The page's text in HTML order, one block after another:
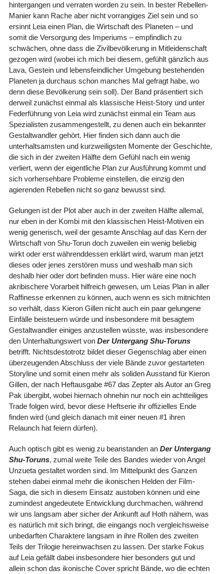
hintergangen und verraten worden zu sein. In bester Rebellen-
Manier kann Rache aber nicht vorrangiges Ziel sein und so
ersinnt Leia einen Plan, die Wirtschaft des Planeten – und
somit die Versorgung des Imperiums – empfindlich zu
schwächen, ohne dass die Zivilbevölkerung in Mitleidenschaft
gezogen wird (wobei ich mich bei diesem, gefühlt gänzlich aus
Lava, Gestein und lebensfeindlicher Umgebung bestehenden
Planeten ja durchaus schon manches Mal gefragt habe, wo
denn diese Bevölkerung sein soll). Der Band präsentiert sich
derweil zunächst einmal als klassische Heist-Story und unter
Federführung von Leia wird zunächst einmal ein Team aus
Spezialisten zusammengestellt, zu denen auch ein bekannter
Gestaltwandler gehört. Hier finden sich dann auch die
unterhaltsamsten und kurzweiligsten Momente der Geschichte,
die sich in der zweiten Hälfte dem Gefühl nach ein wenig
verliert, wenn der eigentliche Plan zur Ausführung kommt und
sich vorhersehbare Probleme einstellen, die einzig den
agierenden Rebellen nicht so ganz bewusst sind.
Gelungen ist der Plot aber auch in der zweiten Hälfte allemal,
nur eben in der Kombi mit den klassischen Heist-Motiven ein
wenig generisch, weil der gesamte Anschlag auf das Kern der
Wirtschaft von Shu-Torun doch zuweilen ein wenig beliebig
wirkt oder erst währenddessen erklärt wird, warum man jetzt
dieses oder jenes zerstören muss und weshalb man sich
deshalb hier oder dort befinden muss. Hier wäre eine noch
akribischere Vorarbeit hilfreich gewesen, um Leias Plan in aller
Raffinesse erkennen zu können, auch wenn es sich mitnichten
so verhält, dass Kieron Gillen nicht auch ein paar gelungene
Einfälle beisteuern würde und insbesondere mit besagtem
Gestaltwandler einiges anzustellen wüsste, was insbesondere
den Unterhaltungswert von Der Untergang Shu-Toruns
betrifft. Nichtsdestotrotz bildet dieser Gegenschlag aber einen
überzeugenden Abschluss der viele Bände zuvor gestarteten
Storyline und somit einen mehr als soliden Ausstand für Kieron
Gillen, der nach Heftausgabe #67 das Zepter als Autor an Greg
Pak übergibt, wobei hiernach ohnehin nur noch ein achtteiliges
Trade folgen wird, bevor diese Heftserie ihr offizielles Ende
finden wird (und gleich danach mit einer neuen #1 ihren
Relaunch hat feiern dürfen).
Auch optisch gibt es wenig zu beanstanden an Der Untergang
Shu-Toruns, zumal weite Teile des Bandes wieder von Angel
Unzueta gestaltet worden sind. Im Mittelpunkt des Ganzen
stehen dabei einmal mehr die ikonischen Helden der Film-
Saga, die sich in diesem Einsatz austoben können und eine
zumindest angedeutete Entwicklung durchmachen, während
wir uns langsam aber sicher der Ankunft auf Hoth nähern, was
es natürlich mit sich bringt, die eingangs noch vergleichsweise
unbedarften Charaktere langsam in ihre Rollen des zweiten
Teils der Trilogie hereinwachsen zu lassen. Der starke Fokus
auf Leia gefällt dabei insbesondere hier besonders gut und
allein schon das ikonische Cover spricht Bände, wo die echten